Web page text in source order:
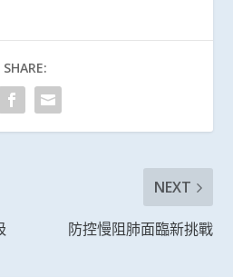
SHARE:
NEXT
防控慢阻肺面臨新挑戰